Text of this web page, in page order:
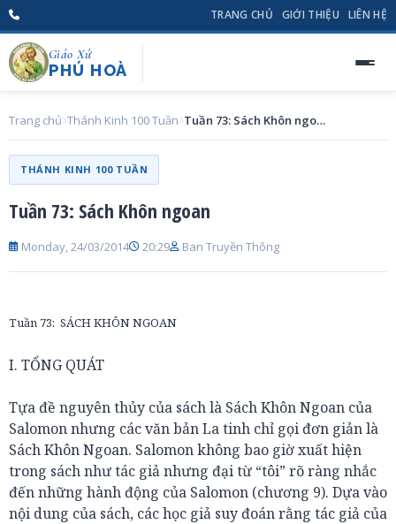
TRANG CHỦ GIỚI THIỆU LIÊN HỆ
Giáo Xứ
PHÚ HOÀ
Trang chủ Thánh Kinh 100 Tuần Tuần 73: Sách Khôn ngoan
THÁNH KINH 100 TUẦN
Tuần 73: Sách Khôn ngoan
Monday, 24/03/2014 20:29 Ban Truyền Thông
Tuần 73: SÁCH KHÔN NGOAN
I. TỔNG QUÁT
Tựa đề nguyên thủy của sách là Sách Khôn Ngoan của
Salomon nhưng các văn bản La tinh chỉ gọi đơn giản là
Sách Khôn Ngoan. Salomon không bao giờ xuất hiện
trong sách như tác giả nhưng đại từ “tôi” rõ ràng nhắc
đến những hành động của Salomon (chương 9). Dựa vào
nội dung của sách, các học giả suy đoán rằng tác giả của